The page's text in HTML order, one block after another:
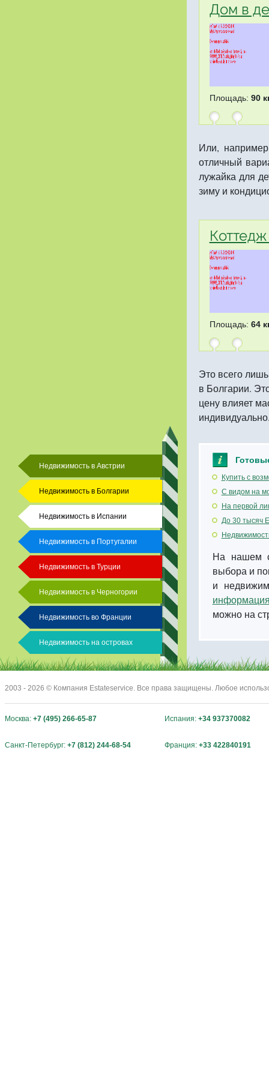
Дом в
Площадь: 90
Или,
отличный
лужайка для
зиму и
Площадь: 64
Это всего
в Болгарии.
цену влияет
Купить с
С видом на
На первой
До 30 тысяч
На нашем
выбора и
и
можно на
Недвижимость в Австрии
Недвижимость в Болгарии
Недвижимость в Испании
Недвижимость в Португалии
Недвижимость в Турции
Недвижимость в Черногории
Недвижимость во Франции
Недвижимость на островах
2003 - 2026 © Компания Estateservice. Все права защищены. Любое
Москва: +7 (495) 266-65-87 Испания: +34 937370082
Санкт-Петербург: +7 (812) 244-68-54 Франция: +33 422840191